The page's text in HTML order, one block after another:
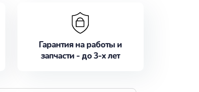
Гарантия на работы и
запчасти - до 3-х лет